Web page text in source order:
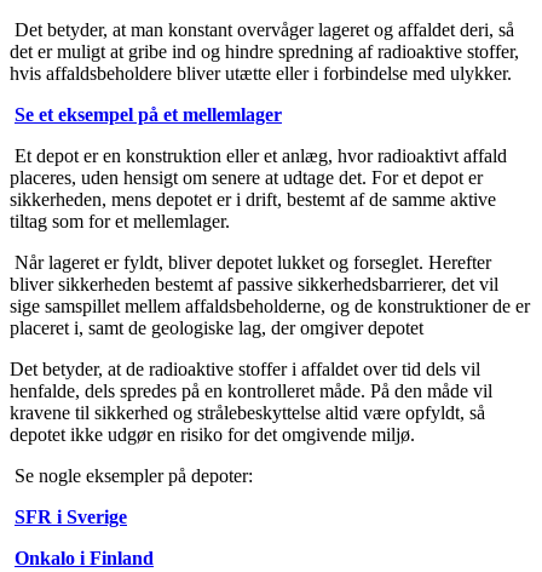
Det betyder, at man konstant overvåger lageret og affaldet deri, så
det er muligt at gribe ind og hindre spredning af radioaktive stoffer,
hvis affaldsbeholdere bliver utætte eller i forbindelse med ulykker.
Se et eksempel på et mellemlager
Et depot er en konstruktion eller et anlæg, hvor radioaktivt affald
placeres, uden hensigt om senere at udtage det. For et depot er
sikkerheden, mens depotet er i drift, bestemt af de samme aktive
tiltag som for et mellemlager.
Når lageret er fyldt, bliver depotet lukket og forseglet. Herefter
bliver sikkerheden bestemt af passive sikkerhedsbarrierer, det vil
sige samspillet mellem affaldsbeholderne, og de konstruktioner de er
placeret i, samt de geologiske lag, der omgiver depotet
Det betyder, at de radioaktive stoffer i affaldet over tid dels vil
henfalde, dels spredes på en kontrolleret måde. På den måde vil
kravene til sikkerhed og strålebeskyttelse altid være opfyldt, så
depotet ikke udgør en risiko for det omgivende miljø.
Se nogle eksempler på depoter:
SFR i Sverige
Onkalo i Finland